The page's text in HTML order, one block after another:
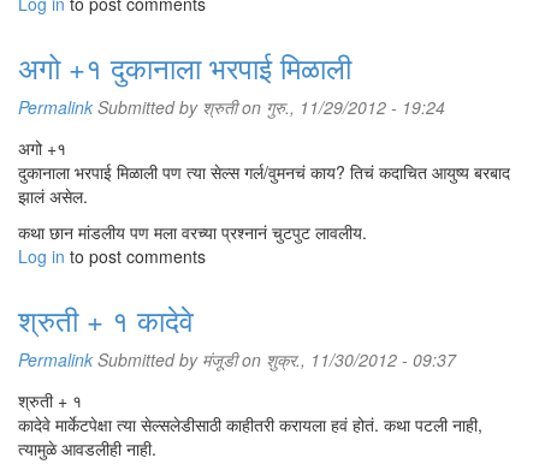
अगो +१ दुकानाला भरपाई मिळाली
Permalink Submitted by श्रुतीon गुरु., 11/29/2012 - 19:24
अगो +१
दुकानाला भरपाई मिळाली पण त्या सेल्स गर्ल/वुमनचं काय? तिचं कदाचित आयुष्य बरबाद
झालं असेल.
कथा छान मांडलीय पण मला वरच्या प्रश्नानं चुटपुट लावलीय.
Log in to post comments
श्रुती + १ कादेवे
Permalink Submitted by मंजूडीon शुक्र., 11/30/2012 - 09:37
श्रुती + १
कादेवे मार्केटपेक्षा त्या सेल्सलेडीसाठी काहीतरी करायला हवं होतं. कथा पटली नाही,
त्यामुळे आवडलीही नाही.